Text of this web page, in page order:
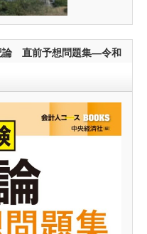
論 直前予想問題集―令和